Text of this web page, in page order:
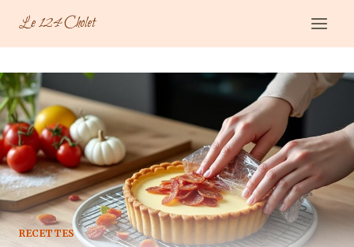
contenu
Le 124 Cholet
RECETTES